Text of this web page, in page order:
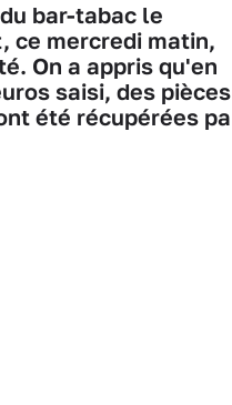
bar-tabac le
ce mercredi matin,
On a appris qu'en
saisi, des pièces
été récupérées